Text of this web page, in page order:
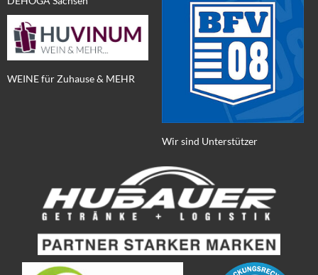
WEINE für Zuhause & MEHR
Wir sind Unterstützer